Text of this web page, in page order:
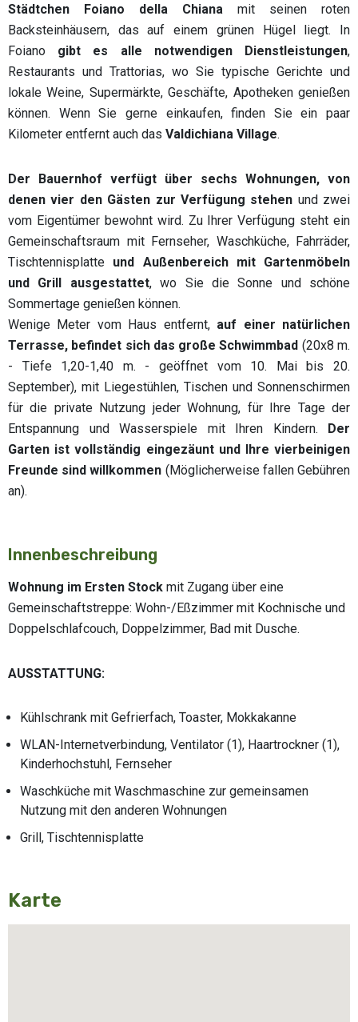
Städtchen Foiano della Chiana mit seinen roten
Backsteinhäusern, das auf einem grünen Hügel liegt. In
Foiano gibt es alle notwendigen Dienstleistungen,
Restaurants und Trattorias, wo Sie typische Gerichte und
lokale Weine, Supermärkte, Geschäfte, Apotheken genießen
können. Wenn Sie gerne einkaufen, finden Sie ein paar
Kilometer entfernt auch das Valdichiana Village.
Der Bauernhof verfügt über sechs Wohnungen, von
denen vier den Gästen zur Verfügung stehen und zwei
vom Eigentümer bewohnt wird. Zu Ihrer Verfügung steht ein
Gemeinschaftsraum mit Fernseher, Waschküche, Fahrräder,
Tischtennisplatte und Außenbereich mit Gartenmöbeln
und Grill ausgestattet, wo Sie die Sonne und schöne
Sommertage genießen können.
Wenige Meter vom Haus entfernt, auf einer natürlichen
Terrasse, befindet sich das große Schwimmbad (20x8 m.
- Tiefe 1,20-1,40 m. - geöffnet vom 10. Mai bis 20.
September), mit Liegestühlen, Tischen und Sonnenschirmen
für die private Nutzung jeder Wohnung, für Ihre Tage der
Entspannung und Wasserspiele mit Ihren Kindern. Der
Garten ist vollständig eingezäunt und Ihre vierbeinigen
Freunde sind willkommen (Möglicherweise fallen Gebühren
an).
Innenbeschreibung
Wohnung im Ersten Stock mit Zugang über eine
Gemeinschaftstreppe: Wohn-/Eßzimmer mit Kochnische und
Doppelschlafcouch, Doppelzimmer, Bad mit Dusche.
AUSSTATTUNG:
Kühlschrank mit Gefrierfach, Toaster, Mokkakanne
WLAN-Internetverbindung, Ventilator (1), Haartrockner (1),
Kinderhochstuhl, Fernseher
Waschküche mit Waschmaschine zur gemeinsamen
Nutzung mit den anderen Wohnungen
Grill, Tischtennisplatte
Karte